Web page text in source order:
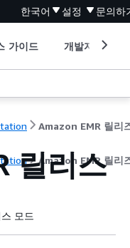
한국어 설정 문의하
가이드 개발자 도구
Amazon EMR 릴리
릴리스
모드